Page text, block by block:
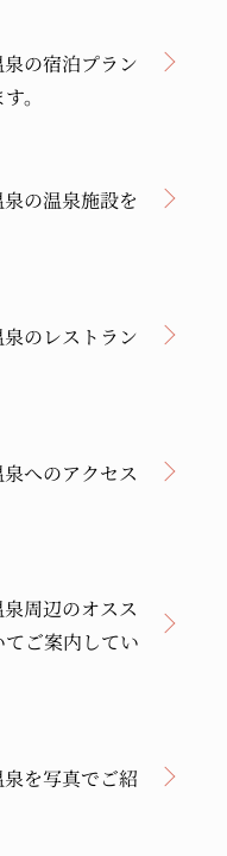
の宿泊プラン
。
の温泉施設を
のレストラン
へのアクセス
周辺のオスス
ご案内してい
を写真でご紹